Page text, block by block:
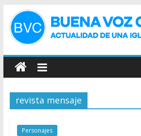
revista mensaje
Personajes